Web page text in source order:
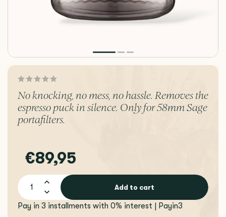
No knocking, no mess, no hassle. Removes the
espresso puck in silence. Only for 58mm Sage
portafilters.
€89,95
Add to cart
Pay in 3 installments with 0% interest | Payin3